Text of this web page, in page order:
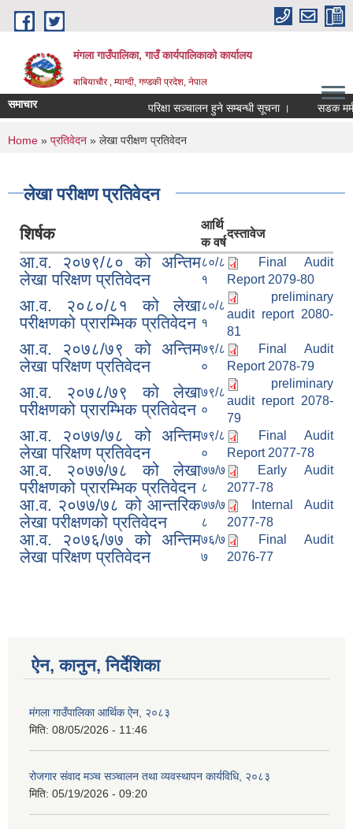
Skip to main content
मंगला गाउँपालिका, गाउँ कार्यपालिकाको कार्यालय
बाबियाचौर , म्याग्दी, गण्डकी प्रदेश, नेपाल
समाचार परिक्षा सञ्चालन हुने सम्बन्धी सूचना । सडक
You are here
Home » प्रतिवेदन » लेखा परीक्षण प्रतिवेदन
लेखा परीक्षण प्रतिवेदन
शिर्षक
आर्थि
क वर्ष
दस्तावेज
आ.व. २०७९/८० को अन्तिम
लेखा परिक्षण प्रतिवेदन
८०/८
१
Final Audit
Report 2079-80
आ.व. २०८०/८१ को लेखा
परीक्षणको प्रारम्भिक प्रतिवेदन
८०/८
१
preliminary
audit report 2080-
81
आ.व. २०७८/७९ को अन्तिम
लेखा परिक्षण प्रतिवेदन
७९/८
०
Final Audit
Report 2078-79
आ.व. २०७८/७९ को लेखा
परीक्षणको प्रारम्भिक प्रतिवेदन
७९/८
०
preliminary
audit report 2078-
79
आ.व. २०७७/७८ को अन्तिम
लेखा परिक्षण प्रतिवेदन
७९/८
०
Final Audit
Report 2077-78
आ.व. २०७७/७८ को लेखा
परीक्षणको प्रारम्भिक प्रतिवेदन
७७/७
८
Early Audit
2077-78
आ.व. २०७७/७८ को आन्तरिक
लेखा परीक्षणको प्रतिवेदन
७७/७
८
Internal Audit
2077-78
आ.व. २०७६/७७ को अन्तिम
लेखा परिक्षण प्रतिवेदन
७६/७
७
Final Audit
2076-77
ऐन, कानुन, निर्देशिका
मंगला गाउँपालिका आर्थिक ऐन, २०८३
मिति: 08/05/2026 - 11:46
रोजगार संवाद मञ्च सञ्चालन तथा व्यवस्थापन कार्यविधि, २०८३
मिति: 05/19/2026 - 09:20